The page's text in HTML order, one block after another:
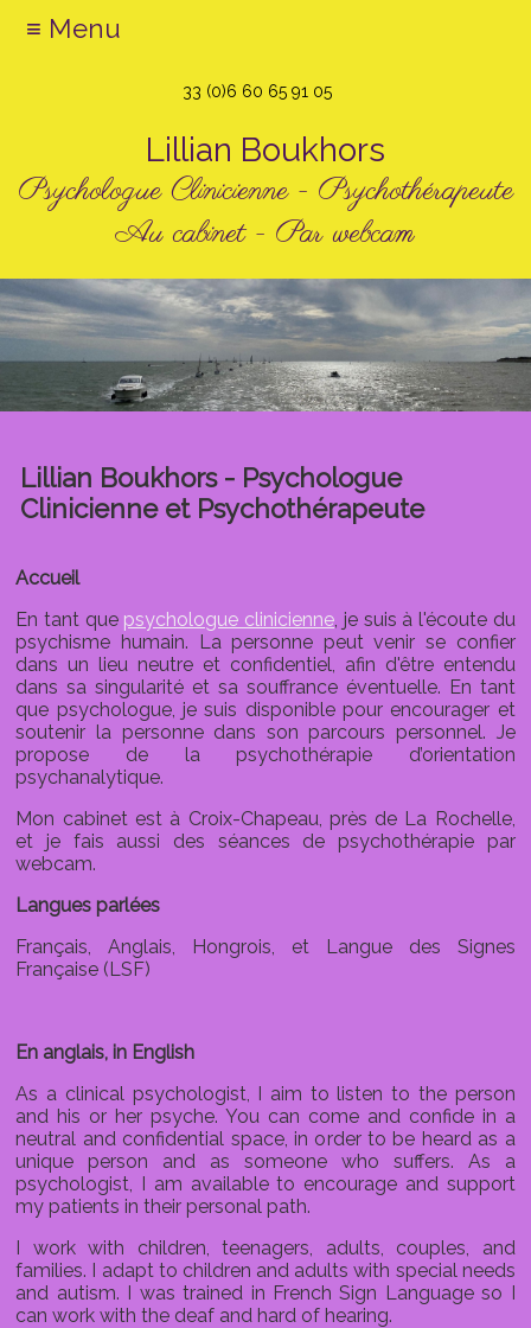
33 (0)6 60 65 91 05
Lillian Boukhors
Psychologue Clinicienne - Psychothérapeute
Au cabinet - Par webcam
≡ Menu
Lillian Boukhors - Psychologue
Clinicienne et Psychothérapeute
Accueil
En tant que psychologue clinicienne , je suis à l'écoute du
psychisme humain. La personne peut venir se confier
dans un lieu neutre et confidentiel, afin d'être entendu
dans sa singularité et sa souffrance éventuelle. En tant
que psychologue, je suis disponible pour encourager et
soutenir la personne dans son parcours personnel. Je
propose de la psychothérapie d’orientation
psychanalytique.
Mon cabinet est à Croix-Chapeau, près de La Rochelle,
et je fais aussi des séances de psychothérapie par
webcam.
Langues parlées
Français, Anglais, Hongrois, et Langue des Signes
Française (LSF)
En anglais, in English
As a clinical psychologist, I aim to listen to the person
and his or her psyche. You can come and confide in a
neutral and confidential space, in order to be heard as a
unique person and as someone who suffers. As a
psychologist, I am available to encourage and support
my patients in their personal path.
I work with children, teenagers, adults, couples, and
families. I adapt to children and adults with special needs
and autism. I was trained in French Sign Language so I
can work with the deaf and hard of hearing.